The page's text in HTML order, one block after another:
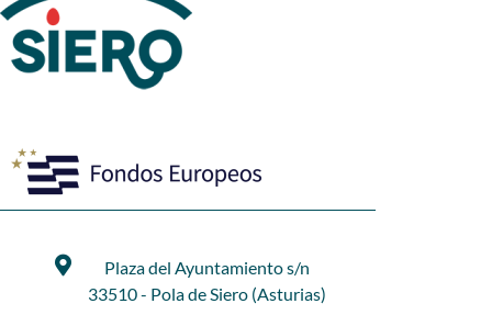
Plaza del Ayuntamiento s/n
33510 - Pola de Siero (Asturias)